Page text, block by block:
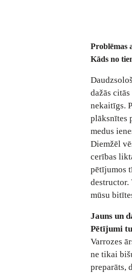
Problēmas
Kāds no
dažās
nekaitīgs.
plāksnītes
medus
Diemžēl
cerības
pētījumos
destructor.
mūsu
Jauns un
Pētījumi
Varrozes
ne tikai
preparāts,